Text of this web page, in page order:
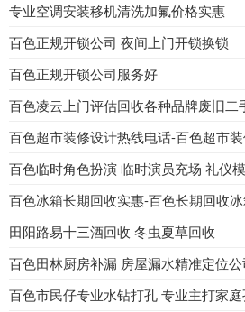
专业空调安装移机清洗加氟价格实惠
百色正规开锁公司 夜间上门开锁换锁
百色正规开锁公司服务好
百色凌云上门评估回收各种品牌废旧二
百色冰箱长期回收实惠-百色长期回收
田阳路易十三酒回收 冬虫夏草回收
百色田林厨房补漏 房屋漏水精准定位公